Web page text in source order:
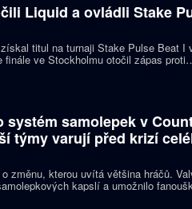
Liquid a ovládli Stake
titul na turnaji Stake Pulse Beat I
finále ve Stockholmu otočil zápas proti
a zvítězil 2:1 na mapy.
systém samolepek v
týmy varují před krizí
změnu, kterou uvítá většina hráčů.
kapslí a umožnilo
oblíbeného týmu nebo hráče.